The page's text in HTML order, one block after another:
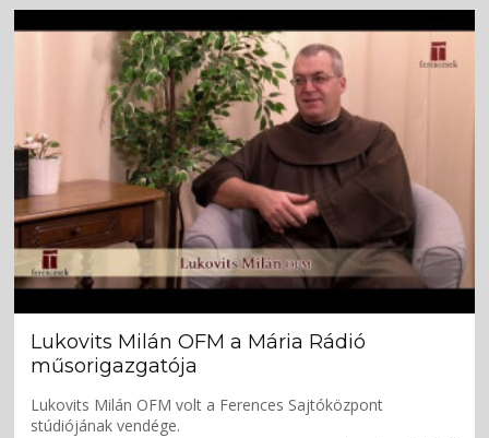
Lukovits Milán OFM a Mária Rádió
műsorigazgatója
Lukovits Milán OFM volt a Ferences Sajtóközpont
stúdiójának vendége.